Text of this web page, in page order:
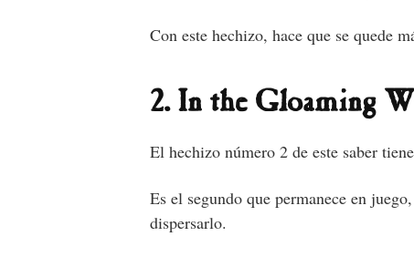
Con este hechizo, hace que se quede
2. In the Gloaming
El hechizo número 2 de este saber
Es el segundo que permanece en
dispersarlo.